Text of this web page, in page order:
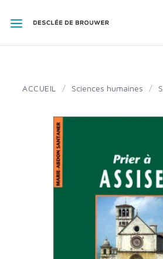
ACCUEIL / Sciences humaines /